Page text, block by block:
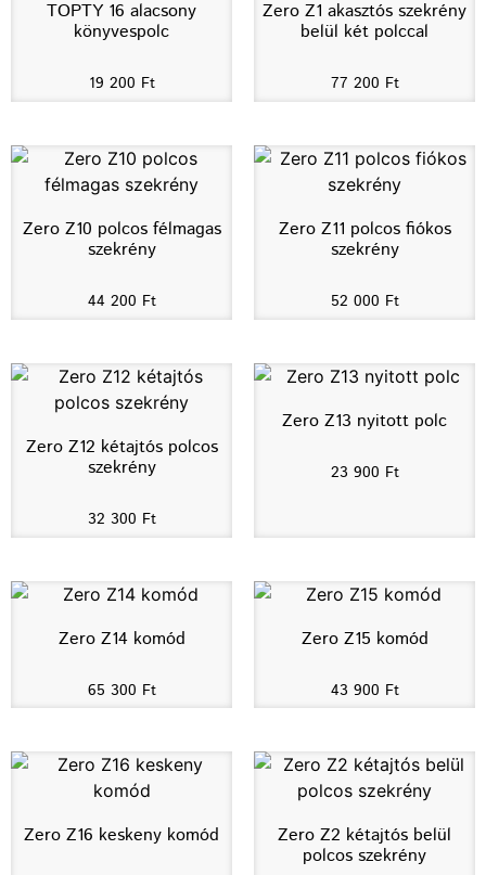
TOPTY 16 alacsony
könyvespolc
19 200 Ft
Zero Z1 akasztós szekrény
belül két polccal
77 200 Ft
Zero Z10 polcos félmagas
szekrény
44 200 Ft
Zero Z11 polcos fiókos
szekrény
52 000 Ft
Zero Z12 kétajtós polcos
szekrény
32 300 Ft
Zero Z13 nyitott polc
23 900 Ft
Zero Z14 komód
65 300 Ft
Zero Z15 komód
43 900 Ft
Zero Z16 keskeny komód
Zero Z2 kétajtós belül
polcos szekrény